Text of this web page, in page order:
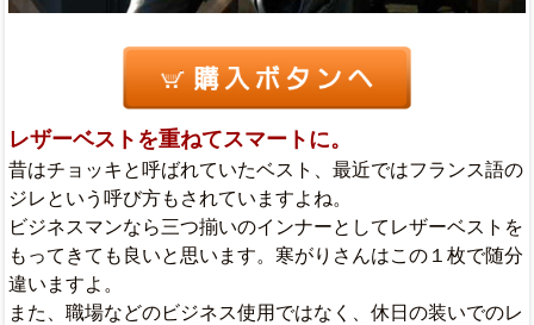
レザーベストを重ねてスマートに。
昔はチョッキと呼ばれていたベスト、最近ではフランス語の
ジレという呼び方もされていますよね。
ビジネスマンなら三つ揃いのインナーとしてレザーベストを
もってきても良いと思います。寒がりさんはこの１枚で随分
違いますよ。
また、職場などのビジネス使用ではなく、休日の装いでのレ